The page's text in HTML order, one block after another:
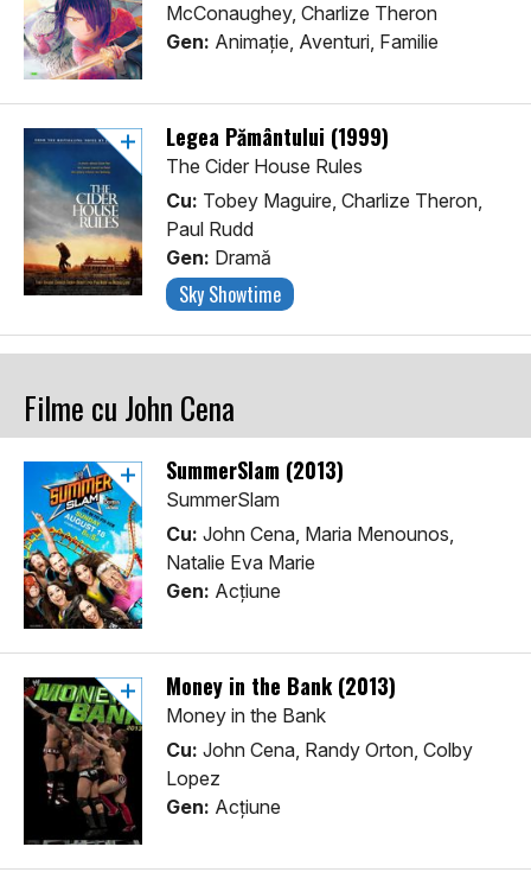
McConaughey, Charlize Theron
Gen: Animaţie, Aventuri, Familie
Legea Pământului (1999)
The Cider House Rules
Cu: Tobey Maguire, Charlize Theron,
Paul Rudd
Gen: Dramă
Sky Showtime
Filme cu John Cena
SummerSlam (2013)
SummerSlam
Cu: John Cena, Maria Menounos,
Natalie Eva Marie
Gen: Acţiune
Money in the Bank (2013)
Money in the Bank
Cu: John Cena, Randy Orton, Colby
Lopez
Gen: Acţiune